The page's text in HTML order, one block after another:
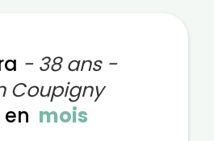
- 38 ans -
Coupigny
en mois